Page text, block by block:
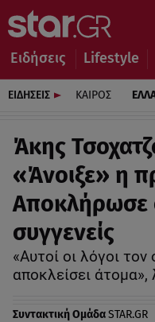
Ειδήσεις Lifestyle
ΕΙΔΗΣΕΙΣ ΚΑΙΡΟΣ
Άκης
«Άνοιξε» η
Aποκλήρωσε
συγγενείς
«Αυτοί οι λόγοι
αποκλείσει
Συντακτική ΟμάδαSTAR.GR